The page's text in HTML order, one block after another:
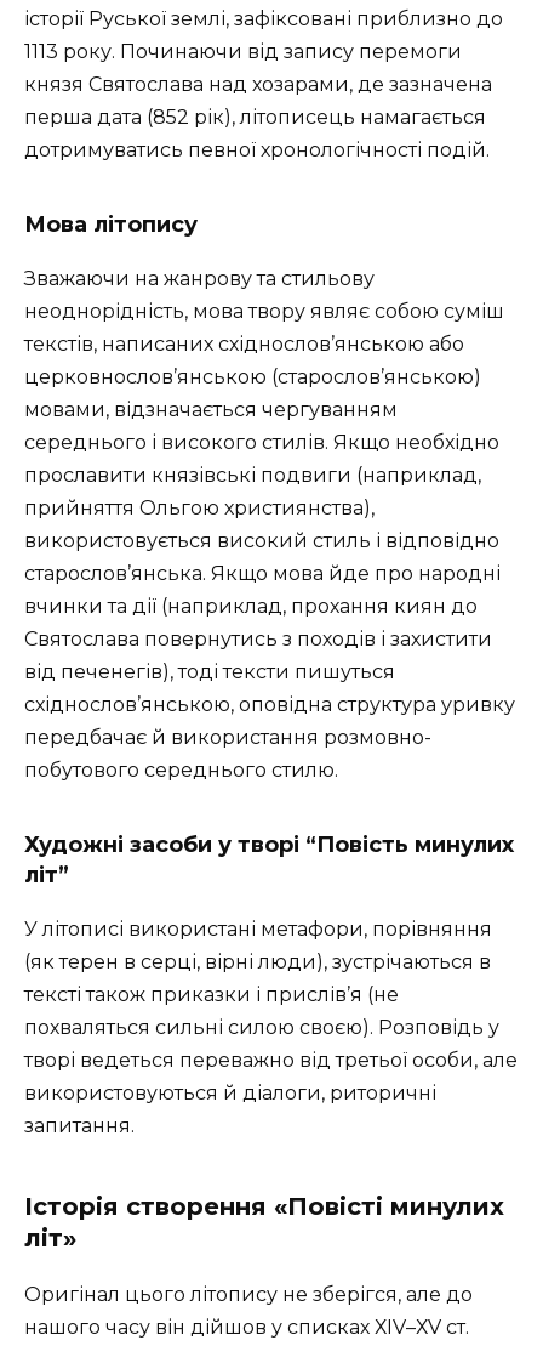
історії Руської землі, зафіксовані приблизно до
1113 року. Починаючи від запису перемоги
князя Святослава над хозарами, де зазначена
перша дата (852 рік), літописець намагається
дотримуватись певної хронологічності подій.
Мова літопису
Зважаючи на жанрову та стильову
неоднорідність, мова твору являє собою суміш
текстів, написаних східнослов’янською або
церковнослов’янською (старослов’янською)
мовами, відзначається чергуванням
середнього і високого стилів. Якщо необхідно
прославити князівські подвиги (наприклад,
прийняття Ольгою християнства),
використовується високий стиль і відповідно
старослов’янська. Якщо мова йде про народні
вчинки та дії (наприклад, прохання киян до
Святослава повернутись з походів і захистити
від печенегів), тоді тексти пишуться
східнослов’янською, оповідна структура уривку
передбачає й використання розмовно-
побутового середнього стилю.
Художні засоби у творі “Повість минулих
літ”
У літописі використані метафори, порівняння
(як терен в серці, вірні люди), зустрічаються в
тексті також приказки і прислів’я (не
похваляться сильні силою своєю). Розповідь у
творі ведеться переважно від третьої особи, але
використовуються й діалоги, риторичні
запитання.
Історія створення «Повісті минулих
літ»
Оригінал цього літопису не зберігся, але до
нашого часу він дійшов у списках ХІV–ХV ст.